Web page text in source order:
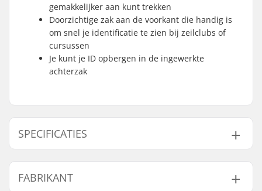
gemakkelijker aan kunt trekken
Doorzichtige zak aan de voorkant die handig is
om snel je identificatie te zien bij zeilclubs of
cursussen
Je kunt je ID opbergen in de ingewerkte
achterzak
SPECIFICATIES
Vest Certificaat:
CE - 50N
FABRIKANT